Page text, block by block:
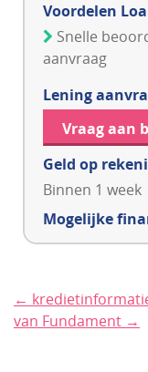
Voordelen
Snelle
aanvraag
Lening
Vraag aan
Geld op
Binnen 1 week
Mogelijke
←
van Fundament →